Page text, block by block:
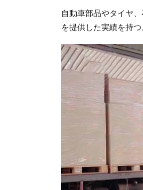
自動車部品やタイヤ
を提供した実績を持つ